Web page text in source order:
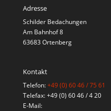
Adresse
Schilder Bedachungen
Am Bahnhof 8
63683 Ortenberg
Kontakt
Telefon:+49 (0) 60 46 / 75 61
Telefax: +49 (0) 60 46 / 4 20
E-Mail: